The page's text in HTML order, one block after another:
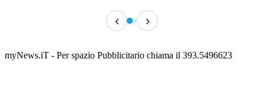
Classic Contest 3vs3 Memorial Michele
📅 6 Agosto 2026 · 09:00 · 📍 Lungomare C. Colombo
‹ ›
myNews.iT - Per spazio Pubblicitario chiama il 393.5496623